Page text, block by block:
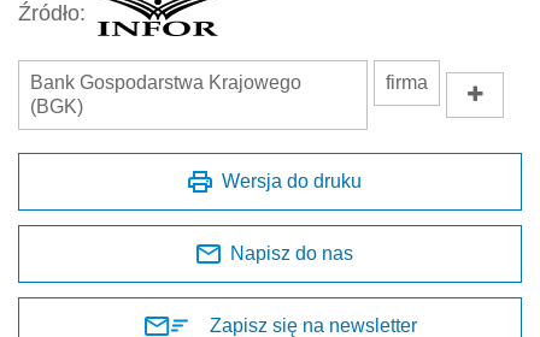
Źródło:
Bank Gospodarstwa Krajowego
(BGK)
firma
Wersja do druku
Napisz do nas
Zapisz się na newsletter